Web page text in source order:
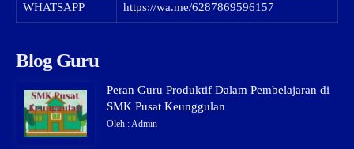
WHATSAPP https://wa.me/6287869596157
Blog Guru
Peran Guru Produktif Dalam Pembelajaran di
SMK Pusat Keunggulan
Oleh : Admin